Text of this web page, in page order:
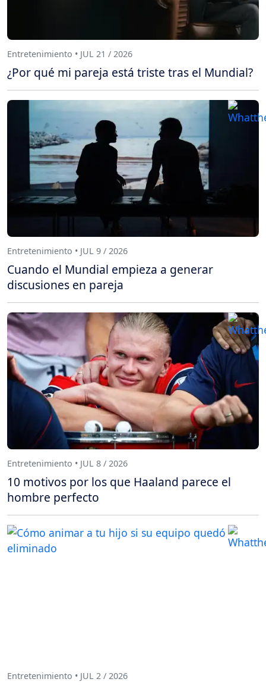
Entretenimiento • JUL 21 / 2026
¿Por qué mi pareja está triste tras el Mundial?
Entretenimiento • JUL 9 / 2026
Cuando el Mundial empieza a generar
discusiones en pareja
Entretenimiento • JUL 8 / 2026
10 motivos por los que Haaland parece el
hombre perfecto
Entretenimiento • JUL 2 / 2026